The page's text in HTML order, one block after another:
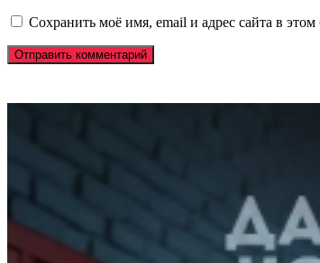
Сохранить моё имя, email и адрес сайта в